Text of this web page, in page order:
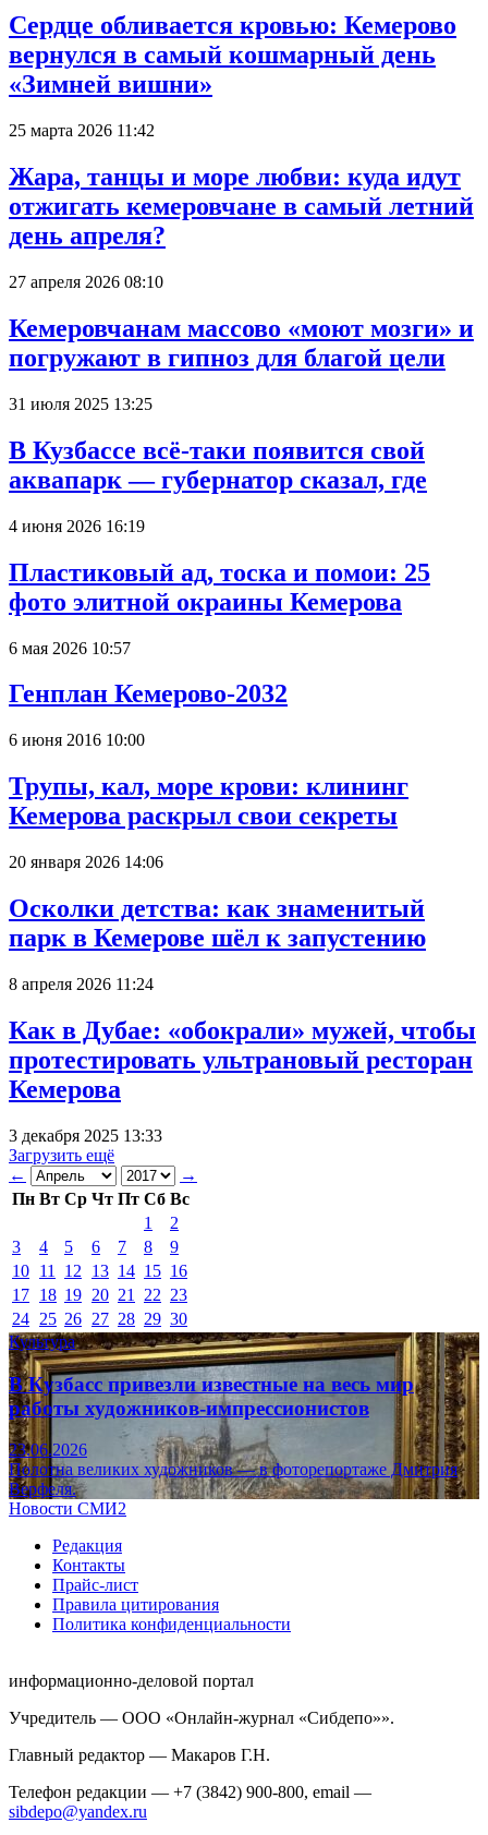
Сердце обливается кровью: Кемерово
вернулся в самый кошмарный день
«Зимней вишни»
25 марта 2026 11:42
Жара, танцы и море любви: куда идут
отжигать кемеровчане в самый летний
день апреля?
27 апреля 2026 08:10
Кемеровчанам массово «моют мозги» и
погружают в гипноз для благой цели
31 июля 2025 13:25
В Кузбассе всё-таки появится свой
аквапарк — губернатор сказал, где
4 июня 2026 16:19
Пластиковый ад, тоска и помои: 25
фото элитной окраины Кемерова
6 мая 2026 10:57
Генплан Кемерово-2032
6 июня 2016 10:00
Трупы, кал, море крови: клининг
Кемерова раскрыл свои секреты
20 января 2026 14:06
Осколки детства: как знаменитый
парк в Кемерове шёл к запустению
8 апреля 2026 11:24
Как в Дубае: «обокрали» мужей, чтобы
протестировать ультрановый ресторан
Кемерова
3 декабря 2025 13:33
Загрузить ещё
←
→
Пн Вт Ср Чт Пт Сб Вс
1
2
3
4 5 6 7 8
9
10 11 12 13 14 15 16
17 18 19 20 21 22 23
24 25 26 27 28 29 30
Культура
В Кузбасс привезли известные на весь мир
работы художников-импрессионистов
23.06.2026
Полотна великих художников — в фоторепортаже Дмитрия
Верфеля.
Новости СМИ2
Редакция
Контакты
Прайс-лист
Правила цитирования
Политика конфиденциальности
информационно-деловой портал
Учредитель — ООО «Онлайн-журнал «Сибдепо»».
Главный редактор — Макаров Г.Н.
Телефон редакции — +7 (3842) 900-800, email —
sibdepo@yandex.ru